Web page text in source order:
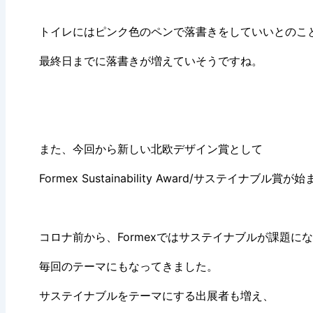
トイレにはピンク色のペンで落書きをしていいとのこ
最終日までに落書きが増えていそうですね。
また、今回から新しい北欧デザイン賞として
Formex Sustainability Award/サステイナブル賞が始ま
コロナ前から、Formexではサステイナブルが課題にな
毎回のテーマにもなってきました。
サステイナブルをテーマにする出展者も増え、